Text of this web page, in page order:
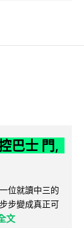
巴士 門,
位就讀中三的
步變成真正可
文